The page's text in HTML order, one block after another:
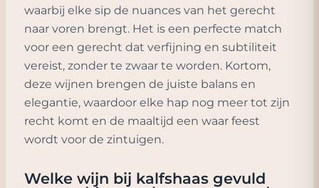
waarbij elke sip de nuances van het gerecht
naar voren brengt. Het is een perfecte match
voor een gerecht dat verfijning en subtiliteit
vereist, zonder te zwaar te worden. Kortom,
deze wijnen brengen de juiste balans en
elegantie, waardoor elke hap nog meer tot zijn
recht komt en de maaltijd een waar feest
wordt voor de zintuigen.
Welke wijn bij kalfshaas gevuld